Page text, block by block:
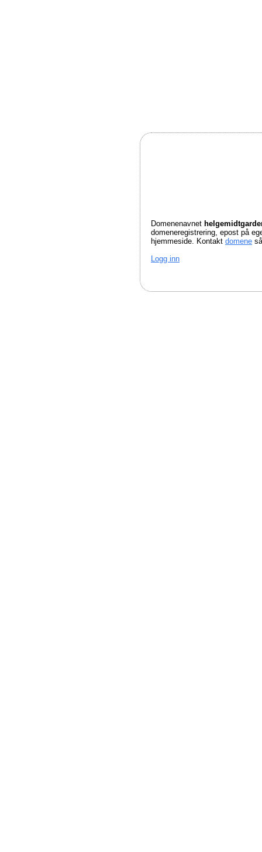
Domenenavnet
domeneregistrering, epost på
hjemmeside. Kontakt domene
Logg inn